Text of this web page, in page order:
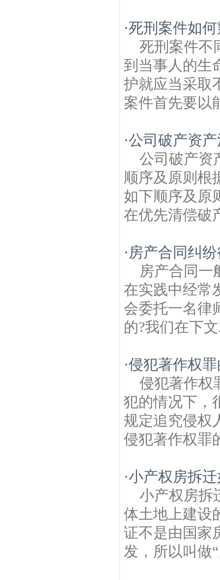
·死刑案件如
死刑案件不
到当事人的生
护就应当采取
案件首先要以
·公司破产资
公司破产资
顺序及原则根
如下顺序及原
在优先清偿破
· 房产合同纠
房产合同一
在实践中经常
会委托一名律
的?我们在下
·侵犯著作权
侵犯著作权
犯的情况下，
规定追究侵权
侵犯著作权罪
·小产权房拆
小产权房
体土地上建设
证不是由国家
发，所以叫做